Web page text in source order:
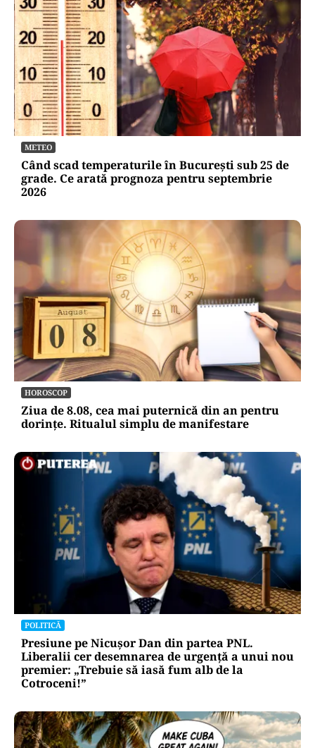
METEO
Când scad temperaturile în București sub 25 de
grade. Ce arată prognoza pentru septembrie
2026
HOROSCOP
Ziua de 8.08, cea mai puternică din an pentru
dorințe. Ritualul simplu de manifestare
POLITICĂ
Presiune pe Nicușor Dan din partea PNL.
Liberalii cer desemnarea de urgență a unui nou
premier: „Trebuie să iasă fum alb de la
Cotroceni!”